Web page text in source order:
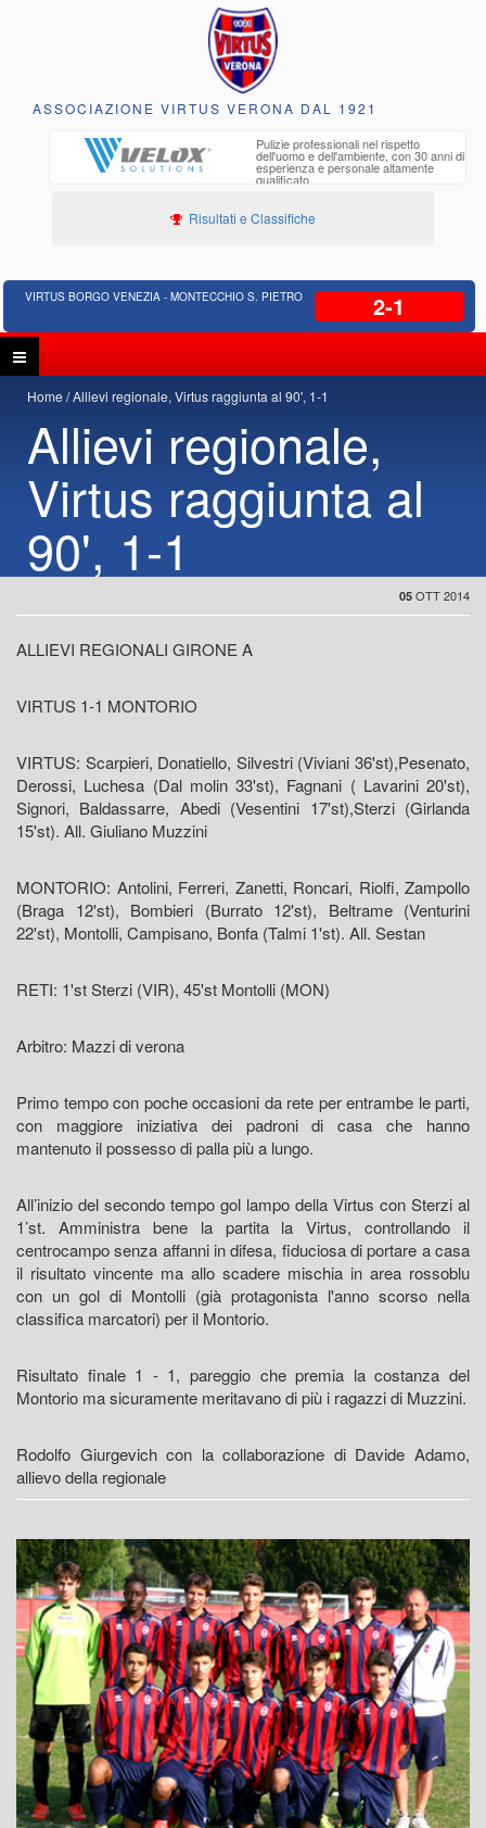
ASSOCIAZIONE VIRTUS VERONA DAL 1921
Pulizie professionali nel rispetto
dell'uomo e dell'ambiente, con 30 anni di
esperienza e personale altamente
qualificato
Risultati e Classifiche
VIRTUS BORGO VENEZIA - MONTECCHIO S. PIETRO 2-1
Home Allievi regionale, Virtus raggiunta al 90', 1-1
Allievi regionale,
Virtus raggiunta al
90', 1-1
05 OTT 2014
ALLIEVI REGIONALI GIRONE A
VIRTUS 1-1 MONTORIO
VIRTUS: Scarpieri, Donatiello, Silvestri (Viviani 36'st),Pesenato,
Derossi, Luchesa (Dal molin 33'st), Fagnani ( Lavarini 20'st),
Signori, Baldassarre, Abedi (Vesentini 17'st),Sterzi (Girlanda
15'st). All. Giuliano Muzzini
MONTORIO: Antolini, Ferreri, Zanetti, Roncari, Riolfi, Zampollo
(Braga 12'st), Bombieri (Burrato 12'st), Beltrame (Venturini
22'st), Montolli, Campisano, Bonfa (Talmi 1'st). All. Sestan
RETI: 1'st Sterzi (VIR), 45'st Montolli (MON)
Arbitro: Mazzi di verona
Primo tempo con poche occasioni da rete per entrambe le parti,
con maggiore iniziativa dei padroni di casa che hanno
mantenuto il possesso di palla più a lungo.
All’inizio del secondo tempo gol lampo della Virtus con Sterzi al
1’st. Amministra bene la partita la Virtus, controllando il
centrocampo senza affanni in difesa, fiduciosa di portare a casa
il risultato vincente ma allo scadere mischia in area rossoblu
con un gol di Montolli (già protagonista l'anno scorso nella
classifica marcatori) per il Montorio.
Risultato finale 1 - 1, pareggio che premia la costanza del
Montorio ma sicuramente meritavano di più i ragazzi di Muzzini.
Rodolfo Giurgevich con la collaborazione di Davide Adamo,
allievo della regionale